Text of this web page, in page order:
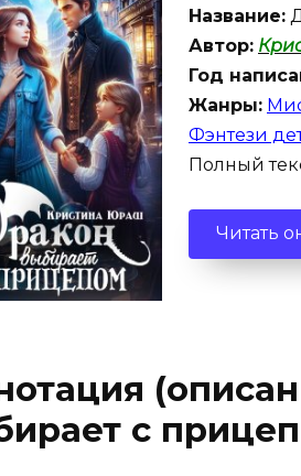
Название:
Автор:
Год
Жанры:
Фэнтези
Полный
Читать
с